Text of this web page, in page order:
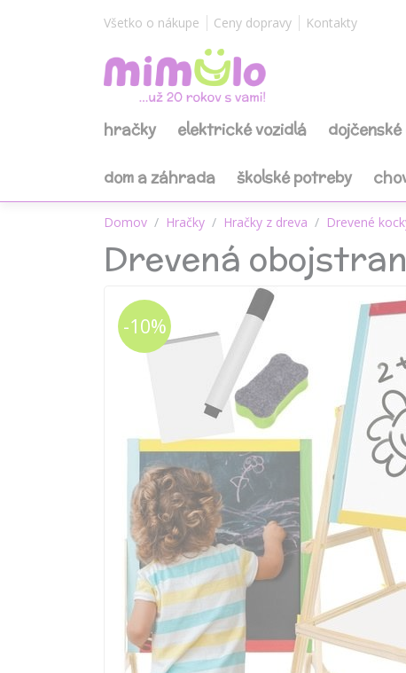
Všetko o nákupe Ceny dopravy Kontakty
hračky elektrické vozidlá
dom a záhrada školské potreby
Domov Hračky Hračky z dreva Drevené
Drevená
-10%